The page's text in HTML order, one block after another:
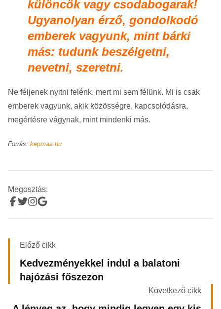
különcök vagy csodabogarak!
Ugyanolyan érző, gondolkodó
emberek vagyunk, mint bárki
más: tudunk beszélgetni,
nevetni, szeretni.
Ne féljenek nyitni felénk, mert mi sem félünk. Mi is csak
emberek vagyunk, akik közösségre, kapcsolódásra,
megértésre vágynak, mint mindenki más.
Forrás: kepmas.hu
Megosztás:
Előző cikk
Kedvezményekkel indul a balatoni
hajózási főszezon
Következő cikk